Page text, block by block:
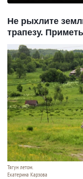
Не рыхлите
трапезу.
Тягун летом.
Екатерина Карзова